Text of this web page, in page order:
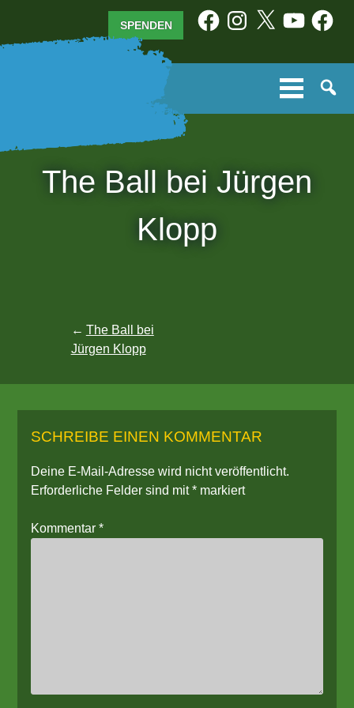
springen
FacebookInstagram
X YouTube
SPENDEN
The Ball bei Jürgen
Klopp
Beitragsnavigation
The Ball bei
Jürgen Klopp
SCHREIBE EINEN KOMMENTAR
Deine E-Mail-Adresse wird nicht veröffentlicht.
Erforderliche Felder sind mit* markiert
Kommentar*